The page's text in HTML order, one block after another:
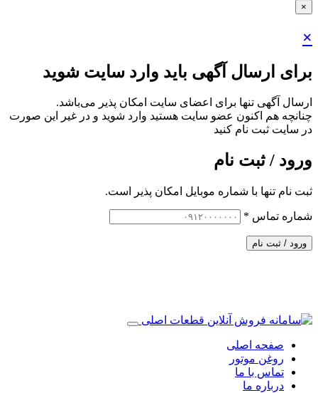
×
×
برای ارسال آگهی باید وارد سایت شوید
ارسال آگهی تنها برای اعضای سایت امکان پذیر می‌باشد.
چنانچه هم‌ اکنون عضو سایت هستید وارد شوید و در غیر این صورت
در سایت ثبت نام کنید
ورود / ثبت نام
ثبت نام تنها با شماره موبایل امکان پذیر است.
شماره تماس *
ورود / ثبت نام
صفحه اصلی
روغن موتور
تماس با ما
درباره ما